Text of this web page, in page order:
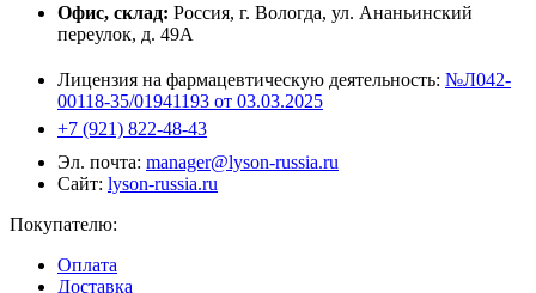
Офис, склад: Россия, г. Вологда, ул. Ананьинский
переулок, д. 49А
Лицензия на фармацевтическую деятельность: №Л042-
00118-35/01941193 от 03.03.2025
+7 (921) 822-48-43
Эл. почта: manager@lyson-russia.ru
Сайт: lyson-russia.ru
Покупателю:
Оплата
Доставка